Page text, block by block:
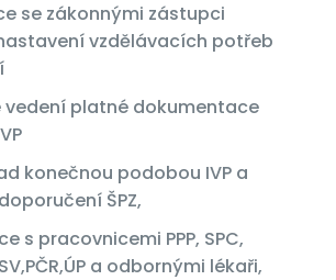
se zákonnými zástupci
vzdělávacích potřeb
vedení platné dokumentace
konečnou podobou IVP a
ŠPZ,
s pracovnicemi PPP, SPC,
a odbornými lékaři,